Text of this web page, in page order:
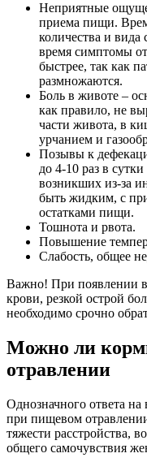
Неприятные
приема пищи.
количества и вида
время симптомы
быстрее, так как
размножаются.
Боль в животе –
как правило, не
части живота, в
урчанием и
Позывы к
до 4-10 раз в
возникших из-за
быть жидким, с
остатками пищи.
Тошнота и рвота.
Повышение
Слабость, общее
Важно! При появлении
крови, резкой острой
необходимо срочно
Можно ли
отравлении
Однозначного ответа
при пищевом
тяжести расстройства,
общего самочувствия